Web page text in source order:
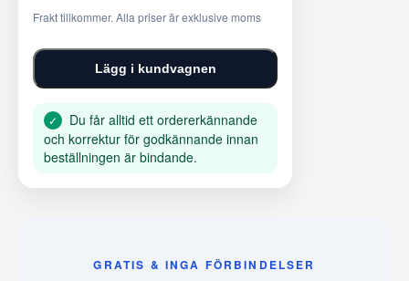
Frakt tillkommer. Alla priser är exklusive moms
Lägg i kundvagnen
✓
Du får alltid ett ordererkännande
och korrektur för godkännande innan
beställningen är bindande.
GRATIS & INGA FÖRBINDELSER